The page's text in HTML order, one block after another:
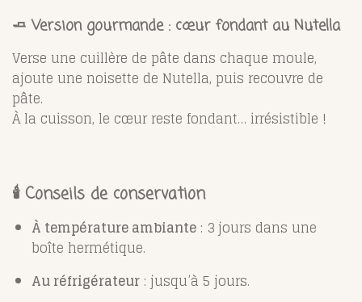
🧈 Version gourmande : cœur fondant au Nutella
Verse une cuillère de pâte dans chaque moule,
ajoute une noisette de Nutella, puis recouvre de
pâte.
À la cuisson, le cœur reste fondant… irrésistible !
🕯️ Conseils de conservation
À température ambiante : 3 jours dans une
boîte hermétique.
Au réfrigérateur : jusqu’à 5 jours.